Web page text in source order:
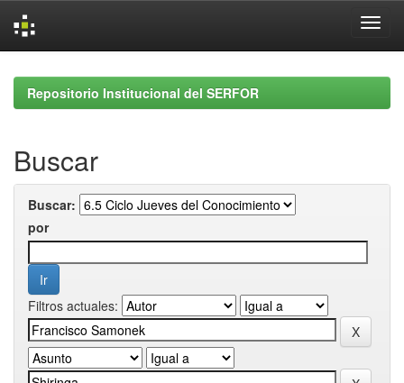
navigationRepositorio Institucional del SERFOR
Buscar
Buscar:
por
Filtros actuales: